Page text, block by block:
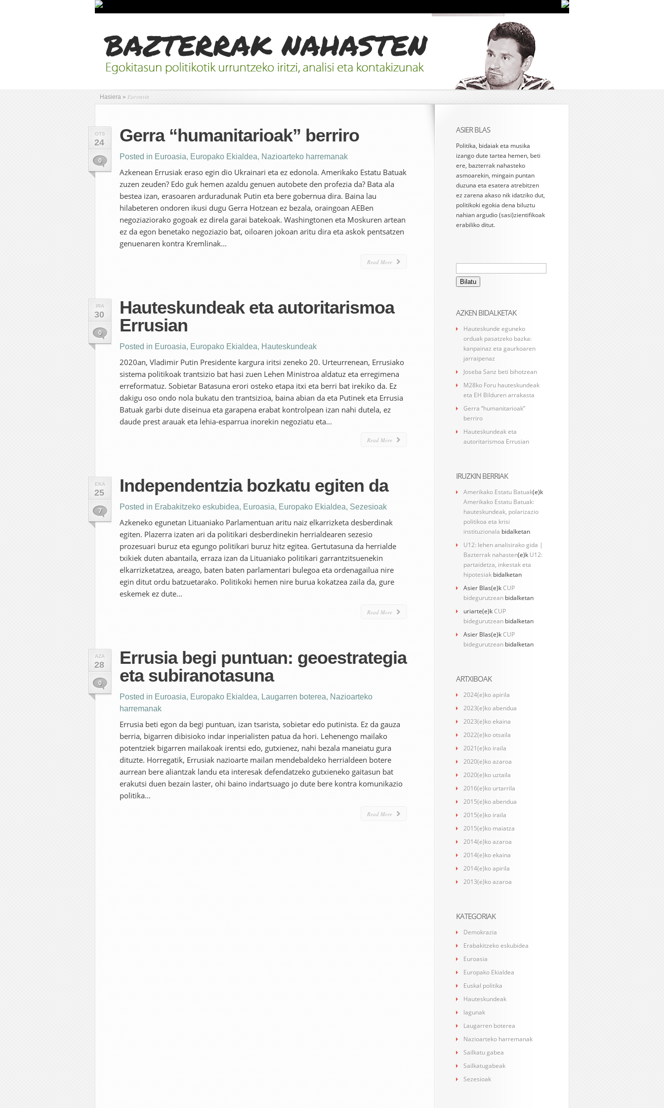
Hasiera » Euroasia
OTS
24
0
Gerra “humanitarioak” berriro
Posted in Euroasia, Europako Ekialdea, Nazioarteko harremanak
Azkenean Errusiak eraso egin dio Ukrainari eta ez edonola. Amerikako Estatu Batuak
zuzen zeuden? Edo guk hemen azaldu genuen autobete den profezia da? Bata ala
bestea izan, erasoaren arduradunak Putin eta bere gobernua dira. Baina lau
hilabeteren ondoren ikusi dugu Gerra Hotzean ez bezala, oraingoan AEBen
negoziaziorako gogoak ez direla garai batekoak. Washingtonen eta Moskuren artean
ez da egon benetako negoziazio bat, oiloaren jokoan aritu dira eta askok pentsatzen
genuenaren kontra Kremlinak...
Read More
IRA
30
0
Hauteskundeak eta autoritarismoa
Errusian
Posted in Euroasia, Europako Ekialdea, Hauteskundeak
2020an, Vladimir Putin Presidente kargura iritsi zeneko 20. Urteurrenean, Errusiako
sistema politikoak trantsizio bat hasi zuen Lehen Ministroa aldatuz eta erregimena
erreformatuz. Sobietar Batasuna erori osteko etapa itxi eta berri bat irekiko da. Ez
dakigu oso ondo nola bukatu den trantsizioa, baina abian da eta Putinek eta Errusia
Batuak garbi dute diseinua eta garapena erabat kontrolpean izan nahi dutela, ez
daude prest arauak eta lehia-esparrua inorekin negoziatu eta...
Read More
EKA
25
7
Independentzia bozkatu egiten da
Posted in Erabakitzeko eskubidea, Euroasia, Europako Ekialdea, Sezesioak
Azkeneko egunetan Lituaniako Parlamentuan aritu naiz elkarrizketa desberdinak
egiten. Plazerra izaten ari da politikari desberdinekin herrialdearen sezesio
prozesuari buruz eta egungo politikari buruz hitz egitea. Gertutasuna da herrialde
txikiek duten abantaila, erraza izan da Lituaniako politikari garrantzitsuenekin
elkarrizketatzea, areago, baten baten parlamentari bulegoa eta ordenagailua nire
egin ditut ordu batzuetarako. Politikoki hemen nire burua kokatzea zaila da, gure
eskemek ez dute...
Read More
AZA
28
0
Errusia begi puntuan: geoestrategia
eta subiranotasuna
Posted in Euroasia, Europako Ekialdea, Laugarren boterea, Nazioarteko
harremanak
Errusia beti egon da begi puntuan, izan tsarista, sobietar edo putinista. Ez da gauza
berria, bigarren dibisioko indar inperialisten patua da hori. Lehenengo mailako
potentziek bigarren mailakoak irentsi edo, gutxienez, nahi bezala maneiatu gura
dituzte. Horregatik, Errusiak nazioarte mailan mendebaldeko herrialdeen botere
aurrean bere aliantzak landu eta interesak defendatzeko gutxieneko gaitasun bat
erakutsi duen bezain laster, ohi baino indartsuago jo dute bere kontra komunikazio
politika...
Read More
ASIER BLAS
Politika, bidaiak eta musika
izango dute tartea hemen, beti
ere, bazterrak nahasteko
asmoarekin, mingain puntan
duzuna eta esatera atrebitzen
ez zarena akaso nik idatziko dut,
politikoki egokia dena biluztu
nahian argudio (sasi)zientifikoak
erabiliko ditut.
Bilatu:
AZKEN BIDALKETAK
Hauteskunde eguneko
orduak pasatzeko bazka:
kanpainaz eta gaurkoaren
jarraipenaz
Joseba Sanz beti bihotzean
M28ko Foru hauteskundeak
eta EH Bilduren arrakasta
Gerra “humanitarioak”
berriro
Hauteskundeak eta
autoritarismoa Errusian
IRUZKIN BERRIAK
Amerikako Estatu Batuak(e)k
Amerikako Estatu Batuak:
hauteskundeak, polarizazio
politikoa eta krisi
instituzionala bidalketan
U12: lehen analisirako gida |
Bazterrak nahasten(e)k U12:
partaidetza, inkestak eta
hipotesiak bidalketan
Asier Blas(e)kCUP
bidegurutzean bidalketan
uriarte(e)kCUP
bidegurutzean bidalketan
Asier Blas(e)kCUP
bidegurutzean bidalketan
ARTXIBOAK
2024(e)ko apirila
2023(e)ko abendua
2023(e)ko ekaina
2022(e)ko otsaila
2021(e)ko iraila
2020(e)ko azaroa
2020(e)ko uztaila
2016(e)ko urtarrila
2015(e)ko abendua
2015(e)ko iraila
2015(e)ko maiatza
2014(e)ko azaroa
2014(e)ko ekaina
2014(e)ko apirila
2013(e)ko azaroa
KATEGORIAK
Demokrazia
Erabakitzeko eskubidea
Euroasia
Europako Ekialdea
Euskal politika
Hauteskundeak
lagunak
Laugarren boterea
Nazioarteko harremanak
Sailkatu gabea
Sailkatugabeak
Sezesioak